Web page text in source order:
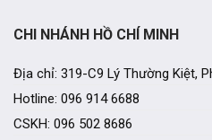
CHI NHÁNH HỒ CHÍ MINH
Địa chỉ: 319-C9 Lý Thường Kiệt,
Hotline: 096 914 6688
CSKH: 096 502 8686